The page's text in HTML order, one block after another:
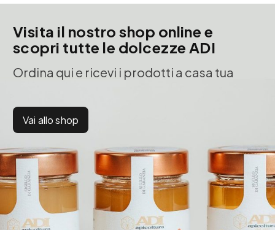
Visita il nostro shop online e
scopri tutte le dolcezze ADI
Ordina qui e ricevi i prodotti a casa tua
Vai allo shop